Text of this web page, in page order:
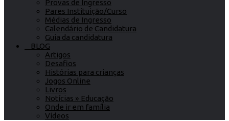
Provas de Ingresso
Pares Instituição/Curso
Médias de Ingresso
Calendário de Candidatura
Guia da candidatura
BLOG
Artigos
Desafios
Histórias para crianças
Jogos Online
Livros
Notícias » Educação
Onde ir em família
Vídeos